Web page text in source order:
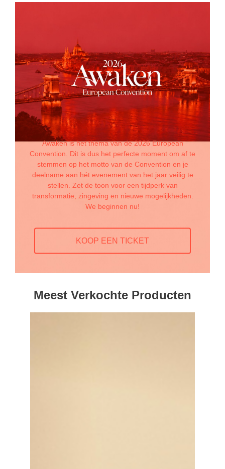
Awaken is het thema van de 2026 European
Convention. Dit is dus het perfecte moment om af te
stemmen op het motto van de Convention en je
deelname aan hét evenement van het jaar veilig te
stellen. Zet de toon voor een tijdperk van
transformatie, zingeving en nieuwe mogelijkheden.
We beginnen nu!
KOOP EEN TICKET
Meest Verkochte Producten